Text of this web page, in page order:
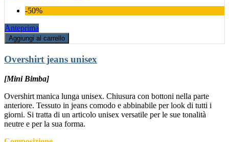
-50%
Anteprima
Aggiungi al carrello
Overshirt jeans unisex
[Mini Bimba]
Overshirt manica lunga unisex. Chiusura con bottoni nella parte
anteriore. Tessuto in jeans comodo e abbinabile per look di tutti i
giorni. Si tratta di un articolo unisex versatile per le sue tonalità
neutre e per la sua forma.